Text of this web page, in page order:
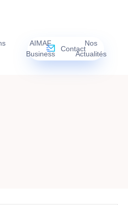
AIMAF
Business
Nos
Actualités
Contact